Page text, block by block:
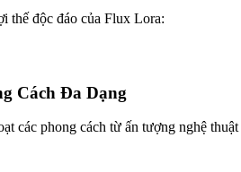
thế độc đáo của Flux Lora:
Cách Đa Dạng
các phong cách từ ấn tượng nghệ